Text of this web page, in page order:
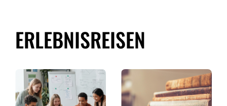
ERLEBNISREISEN